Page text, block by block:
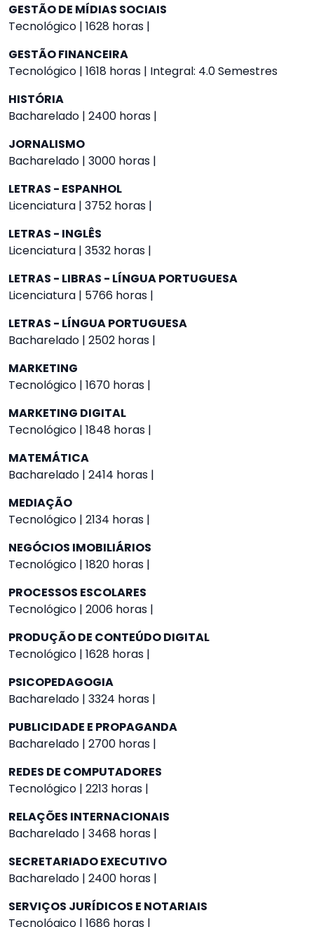
GESTÃO DE MÍDIAS SOCIAIS
Tecnológico | 1628 horas |
GESTÃO FINANCEIRA
Tecnológico | 1618 horas | Integral: 4.0 Semestres
HISTÓRIA
Bacharelado | 2400 horas |
JORNALISMO
Bacharelado | 3000 horas |
LETRAS - ESPANHOL
Licenciatura | 3752 horas |
LETRAS - INGLÊS
Licenciatura | 3532 horas |
LETRAS - LIBRAS - LÍNGUA PORTUGUESA
Licenciatura | 5766 horas |
LETRAS - LÍNGUA PORTUGUESA
Bacharelado | 2502 horas |
MARKETING
Tecnológico | 1670 horas |
MARKETING DIGITAL
Tecnológico | 1848 horas |
MATEMÁTICA
Bacharelado | 2414 horas |
MEDIAÇÃO
Tecnológico | 2134 horas |
NEGÓCIOS IMOBILIÁRIOS
Tecnológico | 1820 horas |
PROCESSOS ESCOLARES
Tecnológico | 2006 horas |
PRODUÇÃO DE CONTEÚDO DIGITAL
Tecnológico | 1628 horas |
PSICOPEDAGOGIA
Bacharelado | 3324 horas |
PUBLICIDADE E PROPAGANDA
Bacharelado | 2700 horas |
REDES DE COMPUTADORES
Tecnológico | 2213 horas |
RELAÇÕES INTERNACIONAIS
Bacharelado | 3468 horas |
SECRETARIADO EXECUTIVO
Bacharelado | 2400 horas |
SERVIÇOS JURÍDICOS E NOTARIAIS
Tecnológico | 1686 horas |